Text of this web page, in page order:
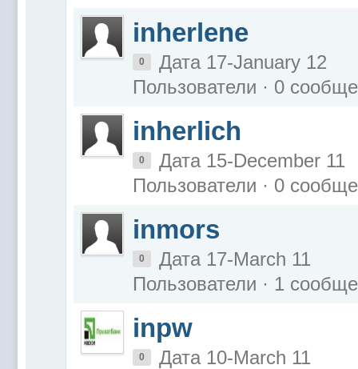
inherlene
0
Дата 17-January 12
Пользователи · 0
inherlich
0
Дата 15-December 11
Пользователи · 0
inmors
0
Дата 17-March 11
Пользователи · 1
inpw
0
Дата 10-March 11